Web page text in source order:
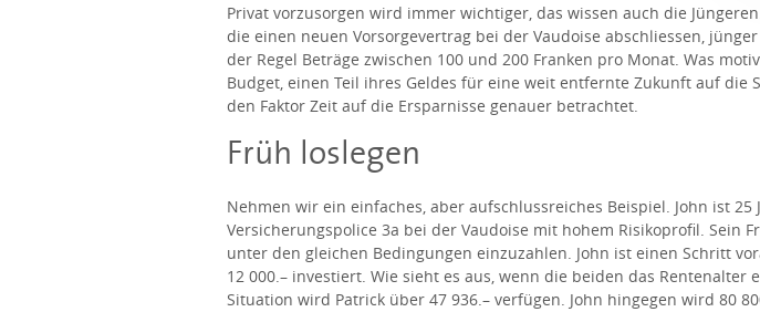
Privat vorzusorgen wird immer wichtiger, das wissen auch die
die einen neuen Vorsorgevertrag bei der Vaudoise abschliessen,
der Regel Beträge zwischen 100 und 200 Franken pro Monat. Was
Budget, einen Teil ihres Geldes für eine weit entfernte Zukunft auf die
den Faktor Zeit auf die Ersparnisse genauer betrachtet.
Früh loslegen
Nehmen wir ein einfaches, aber aufschlussreiches Beispiel. John ist
Versicherungspolice 3a bei der Vaudoise mit hohem Risikoprofil. Sein
unter den gleichen Bedingungen einzuzahlen. John ist einen Schritt
12 000.– investiert. Wie sieht es aus, wenn die beiden das Rentenalter
Situation wird Patrick über 47 936.– verfügen. John hingegen wird 80